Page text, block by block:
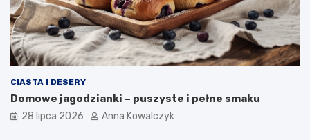
CIASTA I DESERY
Domowe jagodzianki – puszyste i pełne smaku
28 lipca 2026 Anna Kowalczyk